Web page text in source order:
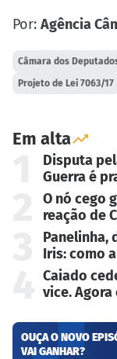
Por: Agência
Câmara dos
Projeto de Lei 7063/17
Em alta
Disputa
Guerra é
O nó cego
reação de
Panelinha,
Iris: como
Caiado
vice. Agora
OUÇA O NOVO
VAI GANHAR?